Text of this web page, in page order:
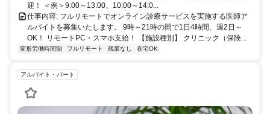
迎！ ＜例＞9:00～13:00、10:00～14:0...
仕事内容: フルリモートでオンライン診療サービスを実施する医師ア
ルバイトを募集いたします。 9時～21時の間で1日4時間、週2日～
OK！ リモートPC・スマホ支給！ 【施設種別】 クリニック（保険...
変形労働時間制 フルリモート 残業なし 在宅OK
アルバイト・パート